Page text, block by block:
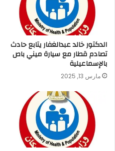
الدكتور خالد عبدالغفار يتابع حادث
تصادم قطار مع سيارة ميني باص
بالإسماعيلية
مارس 13, 2025